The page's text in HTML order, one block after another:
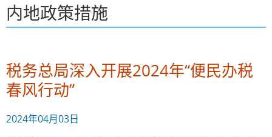
内地政策措施
税务总局深入开展2024年“便民办税
春风行动”
2024年04月03日